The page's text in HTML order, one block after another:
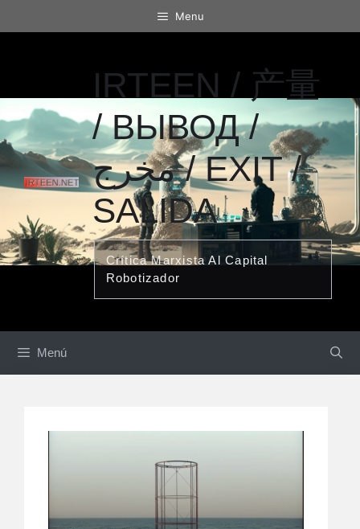
al
Menu
IRTEEN / 产量
/ ВЫВОД /
مخرج / EXIT /
SALIDA
Crítica Marxista Al Capital
Robotizador
Menú